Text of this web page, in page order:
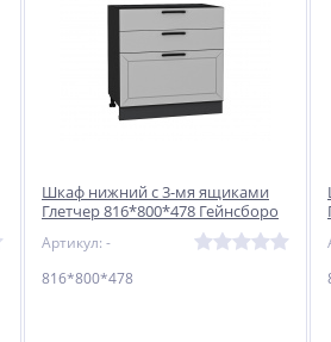
Шкаф нижний с 3-мя ящиками
Глетчер 816*800*478 Гейнсборо
Артикул: -
816*800*478